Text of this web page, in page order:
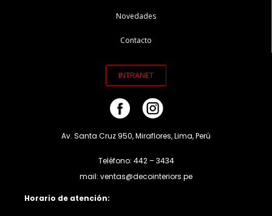
Novedades
Contacto
INTRANET
Av. Santa Cruz 950, Miraflores, Lima, Perú
Teléfono: 442 – 3434
mail: ventas@decointeriors.pe
Horario de atención: